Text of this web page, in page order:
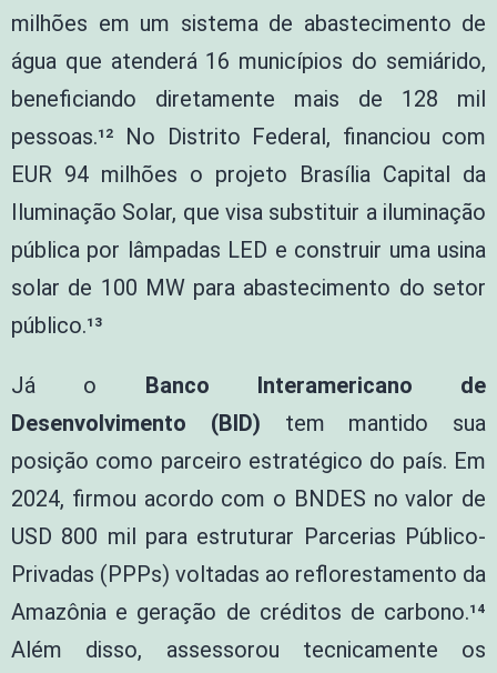
milhões em um sistema de abastecimento de
água que atenderá 16 municípios do semiárido,
beneficiando diretamente mais de 128 mil
pessoas.¹² No Distrito Federal, financiou com
EUR 94 milhões o projeto Brasília Capital da
Iluminação Solar, que visa substituir a iluminação
pública por lâmpadas LED e construir uma usina
solar de 100 MW para abastecimento do setor
público.¹³
Já o Banco Interamericano de
Desenvolvimento (BID) tem mantido sua
posição como parceiro estratégico do país. Em
2024, firmou acordo com o BNDES no valor de
USD 800 mil para estruturar Parcerias Público-
Privadas (PPPs) voltadas ao reflorestamento da
Amazônia e geração de créditos de carbono.¹⁴
Além disso, assessorou tecnicamente os